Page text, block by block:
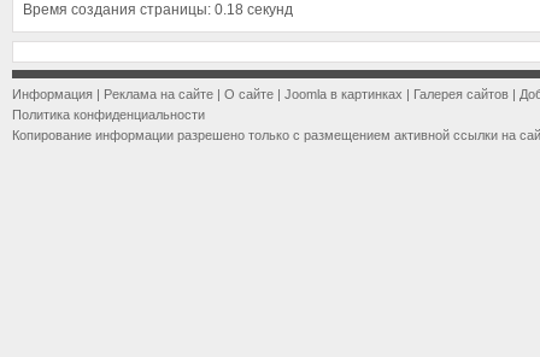
Время создания страницы: 0.18 секунд
Информация | Реклама на сайте | О сайте | Joomla в картинках | Галерея сайтов |
Политика конфиденциальности
Копирование информации разрешено только с размещением активной ссылки на